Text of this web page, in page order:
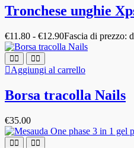
Tronchese unghie
€11.80 - €12.90Fascia di prezzo:
Aggiungi al carrello
Borsa tracolla Nails
€35.00